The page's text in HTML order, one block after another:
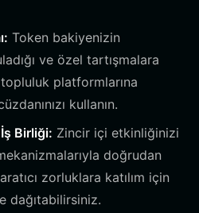
Token bakiyenizin
ve özel tartışmalara
topluluk platformlarına
kullanın.
Birliği: Zincir içi etkinliğinizi
doğrudan
zorluklara katılım için
dağıtabilirsiniz.